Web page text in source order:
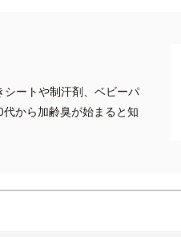
ートや制汗剤、ベビーパ
から加齢臭が始まると知